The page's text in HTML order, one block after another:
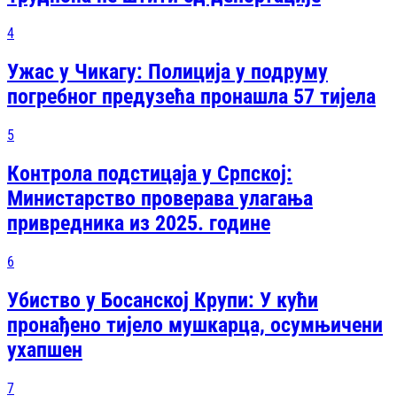
4
Ужас у Чикагу: Полиција у подруму
погребног предузећа пронашла 57 тијела
5
Контрола подстицаја у Српској:
Министарство проверава улагања
привредника из 2025. године
6
Убиство у Босанској Крупи: У кући
пронађено тијело мушкарца, осумњичени
ухапшен
7